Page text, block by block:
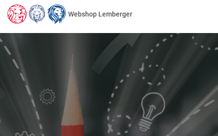
Webshop Lemberger